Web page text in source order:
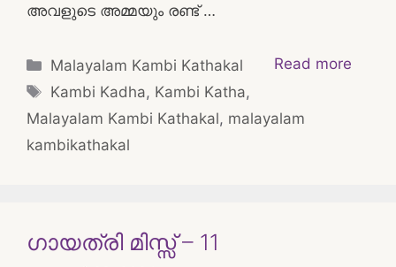
അവളുടെ അമ്മയും രണ്ട് …
Read more
Categories
Malayalam Kambi Kathakal
Tags
Kambi Kadha, Kambi Katha,
Malayalam Kambi Kathakal, malayalam
kambikathakal
ഗായത്രി മിസ്സ്‌ – 11